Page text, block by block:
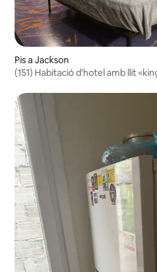
Pis a Jackson
(151) Habitació d'hotel amb llit